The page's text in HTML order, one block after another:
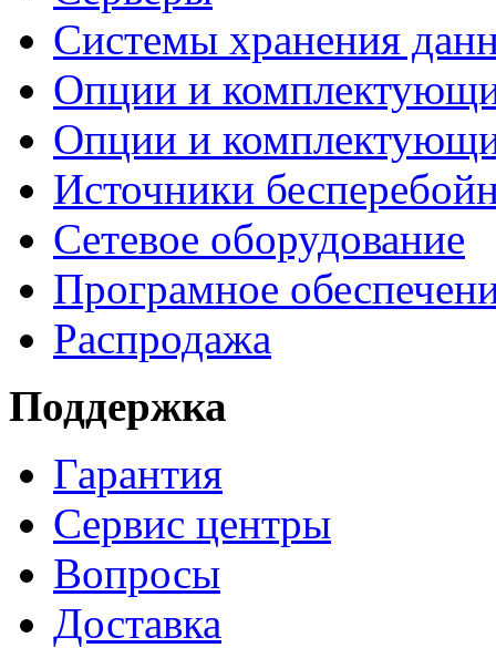
Системы хранения
Опции и
Опции и
Источники
Сетевое оборудование
Програмное
Распродажа
Поддержка
Гарантия
Сервис центры
Вопросы
Доставка